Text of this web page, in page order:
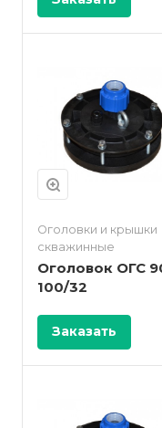
Оголовки и крышки
скважинные
Оголовок ОГС 90-
100/32
Заказать